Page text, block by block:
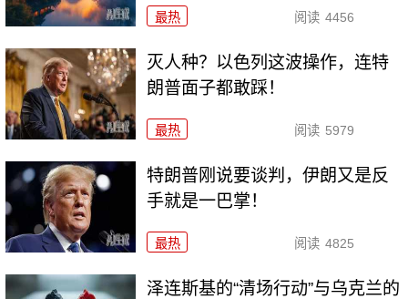
最热 阅读 4456
灭人种？以色列这波操作，连特
朗普面子都敢踩！
最热 阅读 5979
特朗普刚说要谈判，伊朗又是反
手就是一巴掌！
最热 阅读 4825
泽连斯基的“清场行动”与乌克兰的